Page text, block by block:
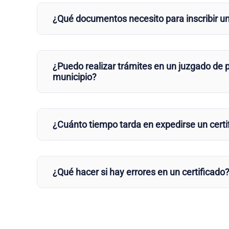
¿Qué documentos necesito para inscribir
¿Puedo realizar trámites en un juzgado de
municipio?
¿Cuánto tiempo tarda en expedirse un
¿Qué hacer si hay errores en un certificado?